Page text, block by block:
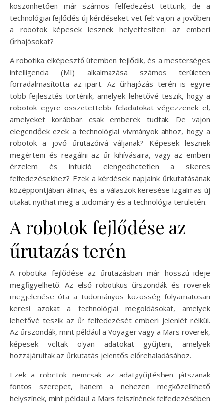
köszönhetően már számos felfedezést tettünk, de a
technológiai fejlődés új kérdéseket vet fel: vajon a jövőben
a robotok képesek lesznek helyettesíteni az emberi
űrhajósokat?
A robotika elképesztő ütemben fejlődik, és a mesterséges
intelligencia (MI) alkalmazása számos területen
forradalmasította az ipart. Az űrhajózás terén is egyre
több fejlesztés történik, amelyek lehetővé teszik, hogy a
robotok egyre összetettebb feladatokat végezzenek el,
amelyeket korábban csak emberek tudtak. De vajon
elegendőek ezek a technológiai vívmányok ahhoz, hogy a
robotok a jövő űrutazóivá váljanak? Képesek lesznek
megérteni és reagálni az űr kihívásaira, vagy az emberi
érzelem és intuíció elengedhetetlen a sikeres
felfedezésekhez? Ezek a kérdések napjaink űrkutatásának
középpontjában állnak, és a válaszok keresése izgalmas új
utakat nyithat meg a tudomány és a technológia területén.
A robotok fejlődése az
űrutazás terén
A robotika fejlődése az űrutazásban már hosszú ideje
megfigyelhető. Az első robotikus űrszondák és roverek
megjelenése óta a tudományos közösség folyamatosan
keresi azokat a technológiai megoldásokat, amelyek
lehetővé teszik az űr felfedezését emberi jelenlét nélkül.
Az űrszondák, mint például a Voyager vagy a Mars roverek,
képesek voltak olyan adatokat gyűjteni, amelyek
hozzájárultak az űrkutatás jelentős előrehaladásához.
Ezek a robotok nemcsak az adatgyűjtésben játszanak
fontos szerepet, hanem a nehezen megközelíthető
helyszínek, mint például a Mars felszínének felfedezésében